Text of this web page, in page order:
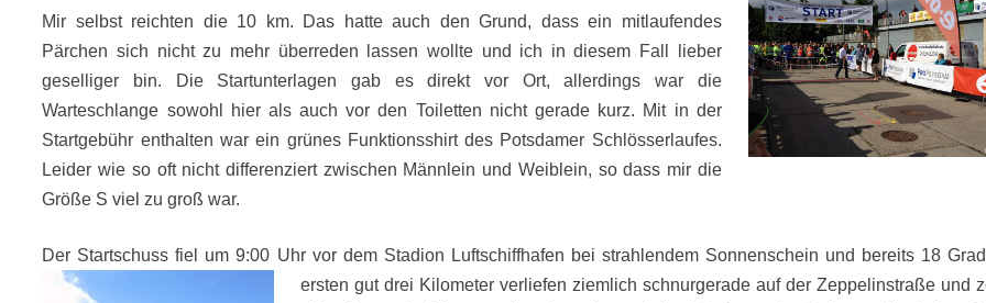
Mir selbst reichten die 10 km. Das hatte auch den Grund, dass ein mitlaufendes
Pärchen sich nicht zu mehr überreden lassen wollte und ich in diesem Fall lieber
geselliger bin. Die Startunterlagen gab es direkt vor Ort, allerdings war die
Warteschlange sowohl hier als auch vor den Toiletten nicht gerade kurz. Mit in der
Startgebühr enthalten war ein grünes Funktionsshirt des Potsdamer Schlösserlaufes.
Leider wie so oft nicht differenziert zwischen Männlein und Weiblein, so dass mir die
Größe S viel zu groß war.
Der Startschuss fiel um 9:00 Uhr vor dem Stadion Luftschiffhafen bei strahlendem Sonnenschein und bereits 18
ersten gut drei Kilometer verliefen ziemlich schnurgerade aufder Zeppelinstraße und